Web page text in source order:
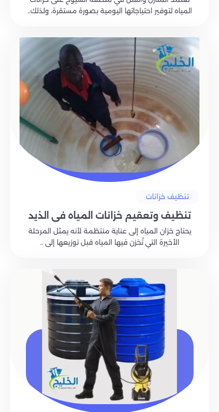
المياه لتوفير احتياجاتها اليومية بصورة مستقرة، ولذلك..
تنظيف خزانات
تنظيف وتعقيم خزانات المياه في الذيد
يحتاج خزان المياه إلى عناية منتظمة لأنه يمثل المرحلة
الأخيرة التي تُخزن فيها المياه قبل توزيعها إلى ..